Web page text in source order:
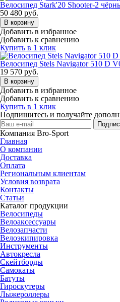
Велосипед Stark'20 Shooter-2
50 480 руб.
В корзину
Добавить в избранное
Добавить к сравнению
Купить в 1 клик
Велосипед Stels Navigator 510 D
19 570 руб.
В корзину
Добавить в избранное
Добавить к сравнению
Купить в 1 клик
Подпишитесь и получайте
Компания Bro-Sport
Главная
О компании
Доставка
Оплата
Региональным клиентам
Условия возврата
Контакты
Статьи
Каталог продукции
Велосипеды
Велоаксессуары
Велозапчасти
Велоэкипировка
Инструменты
Автокресла
Скейтборды
Самокаты
Батуты
Гироскутеры
Лыжероллеры